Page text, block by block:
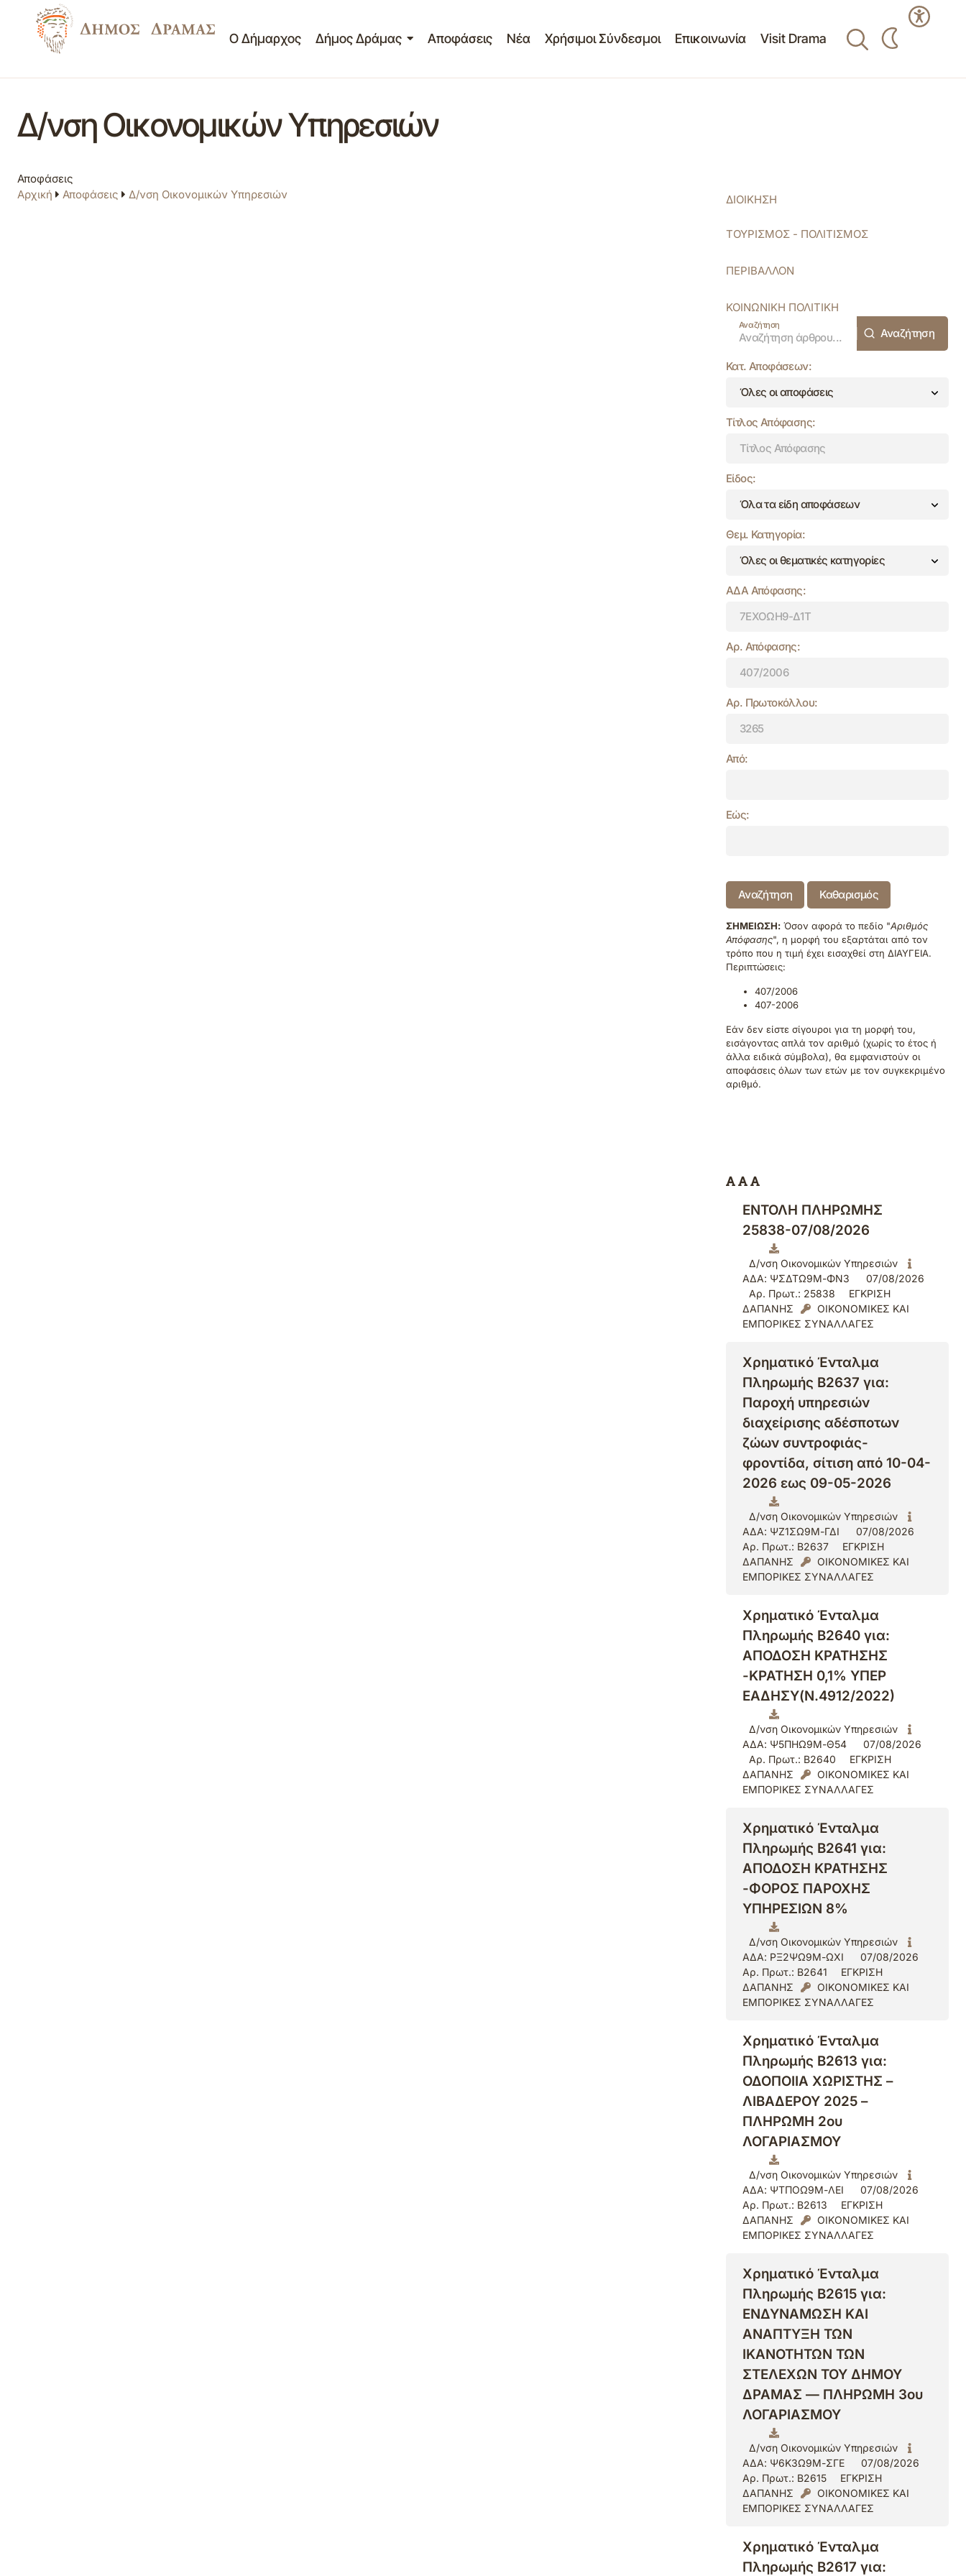
Ο Δήμαρχος Δήμος Δράμας Αποφάσεις Νέα Χρήσιμοι Σύνδεσμοι Επικοινωνία Visit Drama
Δ/νση Οικονομικών Υπηρεσιών
Αποφάσεις
Αρχική
Αποφάσεις Δ/νση Οικονομικών Υπηρεσιών ΔΙΟΙΚΗΣΗ
ΤΟΥΡΙΣΜΟΣ - ΠΟΛΙΤΙΣΜΟΣ
ΠΕΡΙΒΑΛΛΟΝ
ΚΟΙΝΩΝΙΚΗ ΠΟΛΙΤΙΚΗ
Αναζήτηση
Αναζήτηση
Αναζήτηση
Κατ. Αποφάσεων:
Τίτλος Απόφασης:
Είδος:
Θεμ. Κατηγορία:
ΑΔΑ Απόφασης:
Αρ. Απόφασης:
Αρ. Πρωτοκόλλου:
Από:
Εώς:
Αναζήτηση Καθαρισμός
ΣΗΜΕΙΩΣΗ: Όσον αφορά το πεδίο "Αριθμός
Απόφασης", η μορφή του εξαρτάται από τον
τρόπο που η τιμή έχει εισαχθεί στη ΔΙΑΥΓΕΙΑ.
Περιπτώσεις:
407/2006
407-2006
Εάν δεν είστε σίγουροι για τη μορφή του,
εισάγοντας απλά τον αριθμό (χωρίς το έτος ή
άλλα ειδικά σύμβολα), θα εμφανιστούν οι
αποφάσεις όλων των ετών με τον συγκεκριμένο
αριθμό.
ΕΝΤΟΛΗ ΠΛΗΡΩΜΗΣ
25838-07/08/2026
Δ/νση Οικονομικών Υπηρεσιών
ΑΔΑ: ΨΣΔΤΩ9Μ-ΦΝ3
07/08/2026
Αρ. Πρωτ.: 25838
ΕΓΚΡΙΣΗ
ΔΑΠΑΝΗΣ
ΟΙΚΟΝΟΜΙΚΕΣ ΚΑΙ
ΕΜΠΟΡΙΚΕΣ ΣΥΝΑΛΛΑΓΕΣ
Χρηματικό Ένταλμα
Πληρωμής Β2637 για:
Παροχή υπηρεσιών
διαχείρισης αδέσποτων
ζώων συντροφιάς-
φροντίδα, σίτιση από 10-04-
2026 εως 09-05-2026
Δ/νση Οικονομικών Υπηρεσιών
ΑΔΑ: ΨΖ1ΣΩ9Μ-ΓΔΙ
07/08/2026
Αρ. Πρωτ.: Β2637
ΕΓΚΡΙΣΗ
ΔΑΠΑΝΗΣ
ΟΙΚΟΝΟΜΙΚΕΣ ΚΑΙ
ΕΜΠΟΡΙΚΕΣ ΣΥΝΑΛΛΑΓΕΣ
Χρηματικό Ένταλμα
Πληρωμής Β2640 για:
ΑΠΟΔΟΣΗ ΚΡΑΤΗΣΗΣ
-ΚΡΑΤΗΣΗ 0,1% ΥΠΕΡ
ΕΑΔΗΣΥ(Ν.4912/2022)
Δ/νση Οικονομικών Υπηρεσιών
ΑΔΑ: Ψ5ΠΗΩ9Μ-Θ54
07/08/2026
Αρ. Πρωτ.: Β2640
ΕΓΚΡΙΣΗ
ΔΑΠΑΝΗΣ
ΟΙΚΟΝΟΜΙΚΕΣ ΚΑΙ
ΕΜΠΟΡΙΚΕΣ ΣΥΝΑΛΛΑΓΕΣ
Χρηματικό Ένταλμα
Πληρωμής Β2641 για:
ΑΠΟΔΟΣΗ ΚΡΑΤΗΣΗΣ
-ΦΟΡΟΣ ΠΑΡΟΧΗΣ
ΥΠΗΡΕΣΙΩΝ 8%
Δ/νση Οικονομικών Υπηρεσιών
ΑΔΑ: ΡΞ2ΨΩ9Μ-ΩΧΙ
07/08/2026
Αρ. Πρωτ.: Β2641
ΕΓΚΡΙΣΗ
ΔΑΠΑΝΗΣ
ΟΙΚΟΝΟΜΙΚΕΣ ΚΑΙ
ΕΜΠΟΡΙΚΕΣ ΣΥΝΑΛΛΑΓΕΣ
Χρηματικό Ένταλμα
Πληρωμής Β2613 για:
ΟΔΟΠΟΙΙΑ ΧΩΡΙΣΤΗΣ –
ΛΙΒΑΔΕΡΟΥ 2025 –
ΠΛΗΡΩΜΗ 2ου
ΛΟΓΑΡΙΑΣΜΟΥ
Δ/νση Οικονομικών Υπηρεσιών
ΑΔΑ: ΨΤΠΟΩ9Μ-ΛΕΙ
07/08/2026
Αρ. Πρωτ.: Β2613
ΕΓΚΡΙΣΗ
ΔΑΠΑΝΗΣ
ΟΙΚΟΝΟΜΙΚΕΣ ΚΑΙ
ΕΜΠΟΡΙΚΕΣ ΣΥΝΑΛΛΑΓΕΣ
Χρηματικό Ένταλμα
Πληρωμής Β2615 για:
ΕΝΔΥΝΑΜΩΣΗ ΚΑΙ
ΑΝΑΠΤΥΞΗ ΤΩΝ
ΙΚΑΝΟΤΗΤΩΝ ΤΩΝ
ΣΤΕΛΕΧΩΝ ΤΟΥ ΔΗΜΟΥ
ΔΡΑΜΑΣ — ΠΛΗΡΩΜΗ 3ου
ΛΟΓΑΡΙΑΣΜΟΥ
Δ/νση Οικονομικών Υπηρεσιών
ΑΔΑ: Ψ6Κ3Ω9Μ-ΣΓΕ
07/08/2026
Αρ. Πρωτ.: Β2615
ΕΓΚΡΙΣΗ
ΔΑΠΑΝΗΣ
ΟΙΚΟΝΟΜΙΚΕΣ ΚΑΙ
ΕΜΠΟΡΙΚΕΣ ΣΥΝΑΛΛΑΓΕΣ
Χρηματικό Ένταλμα
Πληρωμής Β2617 για: